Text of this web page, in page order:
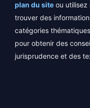
plan du site ou utilisez
trouver des
catégories
pour obtenir des
jurisprudence et des